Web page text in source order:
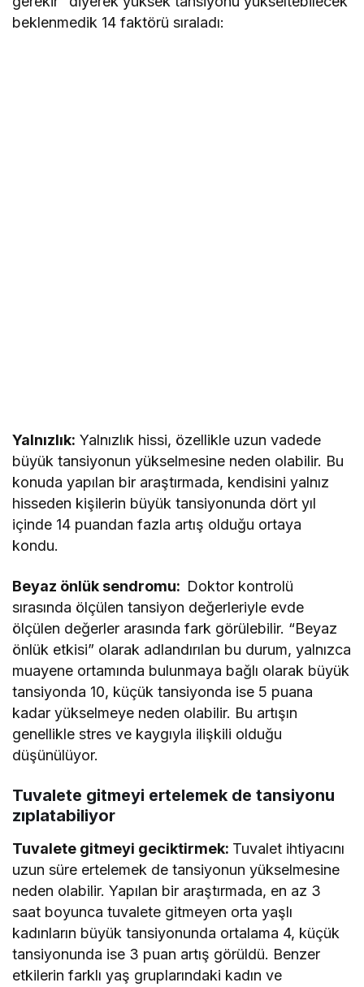
beklenmedik 14 faktörü sıraladı:
Yalnızlık: Yalnızlık hissi, özellikle uzun vadede
büyük tansiyonun yükselmesine neden olabilir. Bu
konuda yapılan bir araştırmada, kendisini yalnız
hisseden kişilerin büyük tansiyonunda dört yıl
içinde 14 puandan fazla artış olduğu ortaya
kondu.
Beyaz önlük sendromu: Doktor kontrolü
sırasında ölçülen tansiyon değerleriyle evde
ölçülen değerler arasında fark görülebilir. “Beyaz
önlük etkisi” olarak adlandırılan bu durum, yalnızca
muayene ortamında bulunmaya bağlı olarak büyük
tansiyonda 10, küçük tansiyonda ise 5 puana
kadar yükselmeye neden olabilir. Bu artışın
genellikle stres ve kaygıyla ilişkili olduğu
düşünülüyor.
Tuvalete gitmeyi ertelemek de tansiyonu
zıplatabiliyor
Tuvalete gitmeyi geciktirmek: Tuvalet ihtiyacını
uzun süre ertelemek de tansiyonun yükselmesine
neden olabilir. Yapılan bir araştırmada, en az 3
saat boyunca tuvalete gitmeyen orta yaşlı
kadınların büyük tansiyonunda ortalama 4, küçük
tansiyonunda ise 3 puan artış görüldü. Benzer
etkilerin farklı yaş gruplarındaki kadın ve